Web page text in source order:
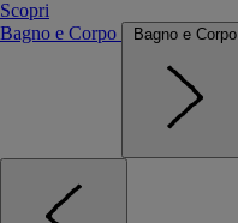
Scopri
Bagno e Corpo
Bagno e Corpo